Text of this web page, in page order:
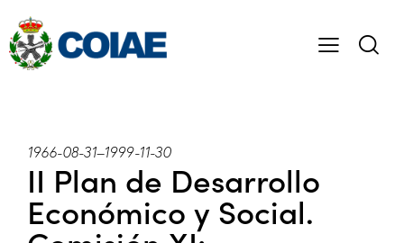
1966-08-31–1999-11-30
II Plan de Desarrollo
Económico y Social.